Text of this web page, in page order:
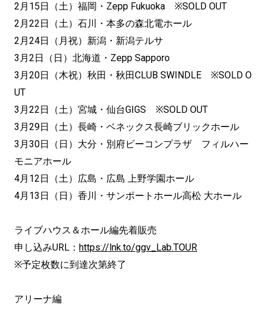
2月15日（土）福岡・Zepp Fukuoka ※SOLD OUT
2月22日（土）石川・本多の森北電ホール
2月24日（月祝）新潟・新潟テルサ
3月2日（日）北海道・Zepp Sapporo
3月20日（木祝）秋田・秋田CLUB SWINDLE ※SOLD O
UT
3月22日（土）宮城・仙台GIGS ※SOLD OUT
3月29日（土）長崎・ベネックス長崎ブリックホール
3月30日（日）大分・別府ビーコンプラザ フィルハー
モニアホール
4月12日（土）広島・広島 上野学園ホール
4月13日（日）香川・サンポートホール高松 大ホール
ライブハウス＆ホール編先着販売
申し込みURL： https://lnk.to/ggv_Lab.TOUR
※予定枚数に到達次第終了
アリーナ編